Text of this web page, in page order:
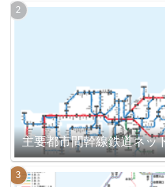
主要都市間幹線鉄道ネッ